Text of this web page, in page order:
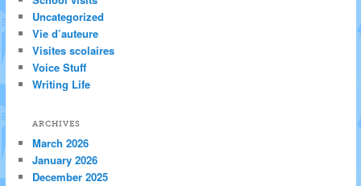
Uncategorized
Vie d’auteure
Visites scolaires
Voice Stuff
Writing Life
ARCHIVES
March 2026
January 2026
December 2025